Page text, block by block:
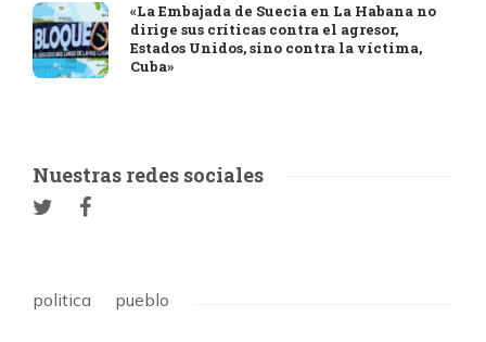
«La Embajada de Suecia en La Habana no
dirige sus críticas contra el agresor,
Estados Unidos, sino contra la víctima,
Cuba»
Nuestras redes sociales
politica pueblo